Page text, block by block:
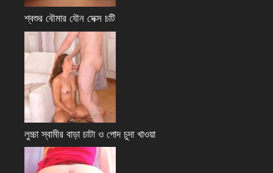
শ্বশুর বৌমার যৌন সেক্স চটি
লুচ্চা স্বামীর বাড়া চাটা ও পোদ চুদা খাওয়া